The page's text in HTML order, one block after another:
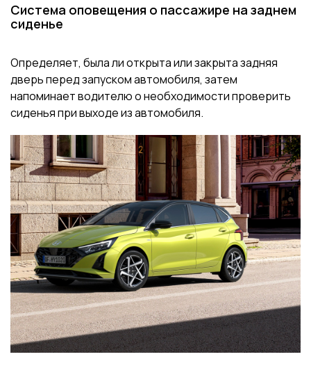
Система оповещения о пассажире на заднем
сиденье
Определяет, была ли открыта или закрыта задняя
дверь перед запуском автомобиля, затем
напоминает водителю о необходимости проверить
сиденья при выходе из автомобиля.